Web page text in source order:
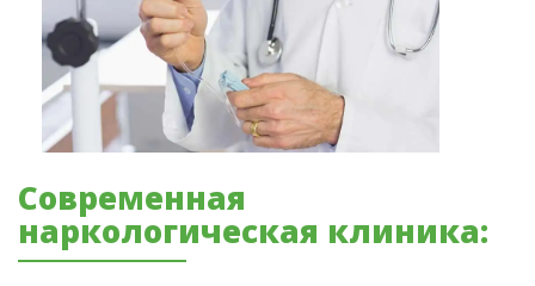
Современная
наркологическая клиника: